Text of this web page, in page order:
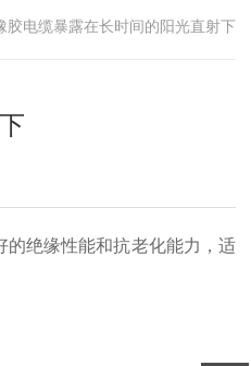
胶电缆暴露在长时间的阳光直射下
绝缘性能和抗老化能力，适